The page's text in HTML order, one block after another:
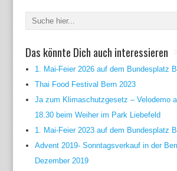
Das könnte Dich auch interessieren
1. Mai-Feier 2026 auf dem Bundesplatz
Thai Food Festival Bern 2023
Ja zum Klimaschutzgesetz – Velodemo
18.30 beim Weiher im Park Liebefeld
1. Mai-Feier 2023 auf dem Bundesplatz
Advent 2019- Sonntagsverkauf in der
Dezember 2019